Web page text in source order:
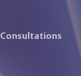
Consultations